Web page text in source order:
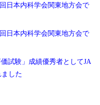
日本内科学会関東地方会で
日本内科学会関東地方会で
試験」成績優秀者としてJA
した